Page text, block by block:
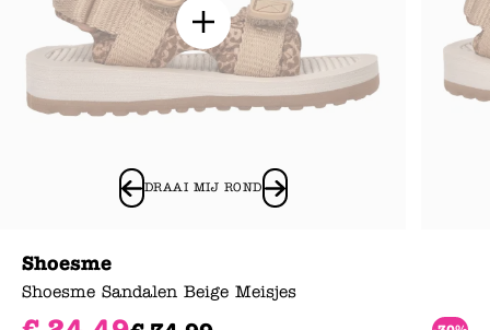
DRAAI MIJ ROND
Shoesme
Shoesme Sandalen Beige Meisjes